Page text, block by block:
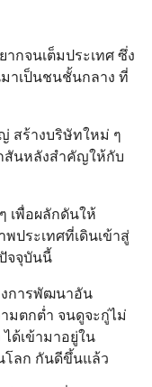
กจนเต็มประเทศ ซึ่ง
าเป็นชนชั้นกลาง ที่
สร้างบริษัทใหม่ ๆ
สันหลังสำคัญให้กับ
เพื่อผลักดันให้
ประเทศที่เดินเข้าสู่
จจุบันนี้
งการพัฒนาอัน
มตกต่ำ จนดูจะกู่ไม่
ด้เข้ามาอยู่ใน
โลก กันดีขึ้นแล้ว